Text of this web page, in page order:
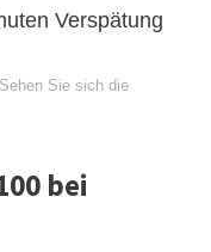
Verspätung
Sehen Sie sich die
bei